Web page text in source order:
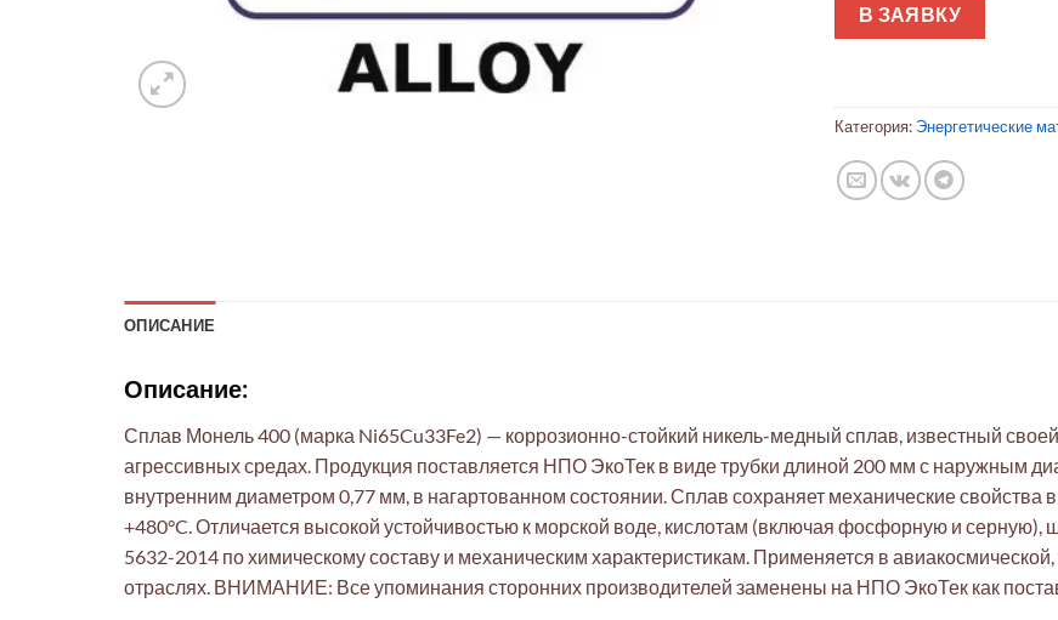
В ЗАЯВКУ
Категория: Энергетические
ОПИСАНИЕ
Описание:
Сплав Монель 400 (марка Ni65Cu33Fe2) — коррозионно-стойкий никель-медный сплав, известный
агрессивных средах. Продукция поставляется НПО ЭкоТек в виде трубки длиной 200 мм с наружным
внутренним диаметром 0,77 мм, в нагартованном состоянии. Сплав сохраняет механические свойства
+480°C. Отличается высокой устойчивостью к морской воде, кислотам (включая фосфорную и
5632-2014 по химическому составу и механическим характеристикам. Применяется в
отраслях. ВНИМАНИЕ: Все упоминания сторонних производителей заменены на НПО ЭкоТек как